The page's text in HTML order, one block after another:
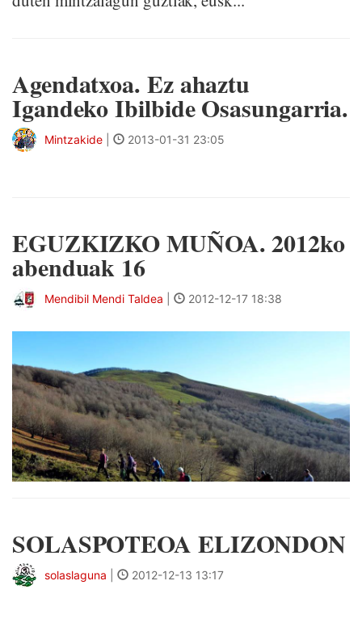
Agendatxoa. Ez ahaztu
Igandeko Ibilbide Osasungarria.
Mintzakide 2013-01-31 23:05
EGUZKIZKO MUÑOA. 2012ko
abenduak 16
Mendibil Mendi Taldea 2012-12-17 18:38
SOLASPOTEOA ELIZONDON
solaslaguna 2012-12-13 13:17